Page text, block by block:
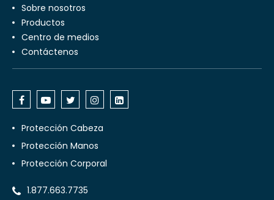
Sobre nosotros
Productos
Centro de medios
Contáctenos
Protección Cabeza
Protección Manos
Protección Corporal
1.877.663.7735